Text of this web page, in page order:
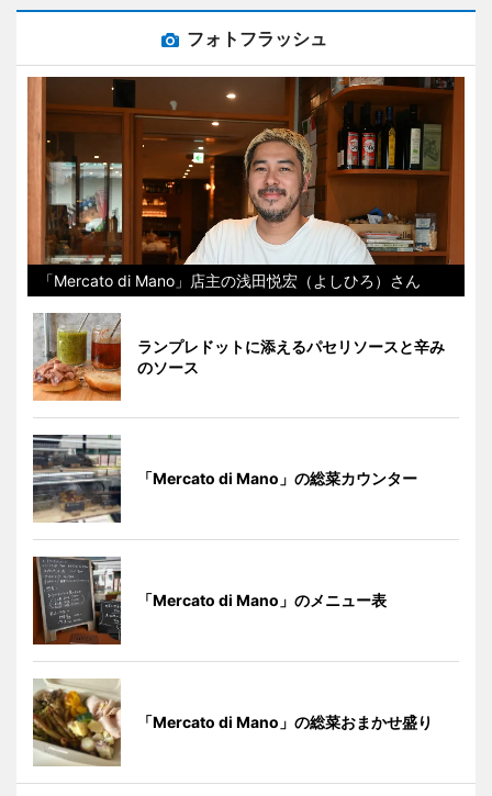
フォトフラッシュ
「Mercato di Mano」店主の浅田悦宏（よしひろ）さん
ランプレドットに添えるパセリソースと辛み
のソース
「Mercato di Mano」の総菜カウンター
「Mercato di Mano」のメニュー表
「Mercato di Mano」の総菜おまかせ盛り